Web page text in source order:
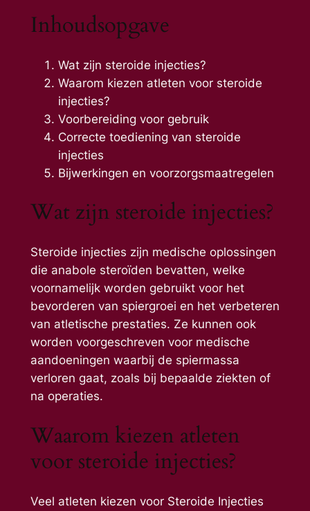
Inhoudsopgave
Wat zijn steroide injecties?
Waarom kiezen atleten voor steroide
injecties?
Voorbereiding voor gebruik
Correcte toediening van steroide
injecties
Bijwerkingen en voorzorgsmaatregelen
Wat zijn steroide injecties?
Steroide injecties zijn medische oplossingen
die anabole steroïden bevatten, welke
voornamelijk worden gebruikt voor het
bevorderen van spiergroei en het verbeteren
van atletische prestaties. Ze kunnen ook
worden voorgeschreven voor medische
aandoeningen waarbij de spiermassa
verloren gaat, zoals bij bepaalde ziekten of
na operaties.
Waarom kiezen atleten
voor steroide injecties?
Veel atleten kiezen voor Steroide Injecties